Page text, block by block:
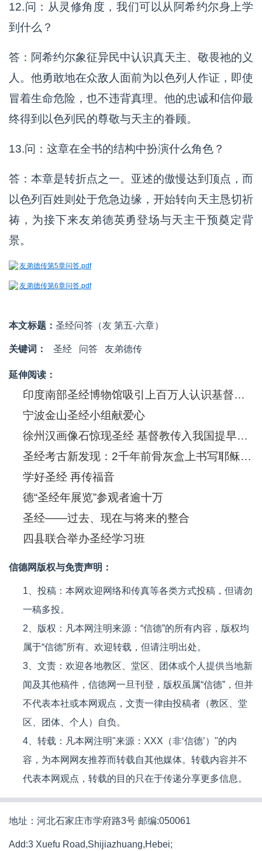
12.问：从灵修角度，我们可以从阿希约尔身上学
到什么？
答：阿希约尔象征异民中认识真天主、敬畏祂的义
人。他勇敢地在众敌人面前为以色列人作证，即使
冒着生命危险，也不违背真理。他的忠诚和信仰最
终得到以色列民的尊敬与天主的眷顾。
13.问：这章在全书的结构中扮演什么角色？
答：本章是转折点之一。亚述的傲慢达到顶点，而
以色列百姓则处于危急边缘，开始转向天主恳切祈
祷，为接下来友弟德英勇登场与天主干预奠定背
景。
友弟德传第5章问答.pdf
友弟德传第6章问答.pdf
本文标题： 圣经问答（友 第五-六章）
关键词： 圣经 问答 友弟德传
延伸阅读：
印度南部圣经博物馆吸引上百万人认识基督信息
宁波金山圣经小组献爱心
徐州汉画像石惊现圣经 基督教传入我国提早550年
圣经考古新发现：2千年前骨灰盒上书写耶稣(图)
学好圣经 再传福音
德“圣经年展览”参观者逾十万
圣经——过去、现在与将来的整合
四县联合举办圣经学习班
信德网版权与免责声明：
1、投稿：本网欢迎网络和传真等各类方式投稿，但请勿
一稿多投。
2、版权：凡本网注明来源：“信德”的所有内容，版权均
属于“信德”所有。欢迎转载，但请注明出处。
3、文责：欢迎各地教区、堂区、团体或个人提供当地新
闻及其他稿件，信德网一旦刊登，版权虽属“信德”，但并
不代表本社或本网观点，文责一律由投稿者（教区、堂
区、团体、个人）自负。
4、转载：凡本网注明"来源：XXX（非‘信德’）"的内
容，为本网网友推荐而转载自其他媒体。转载内容并不
代表本网观点，转载的目的只在于传递分享更多信息。
地址：河北石家庄市学府路3号 邮编:050061
Add:3 Xuefu Road,Shijiazhuang,Hebei;